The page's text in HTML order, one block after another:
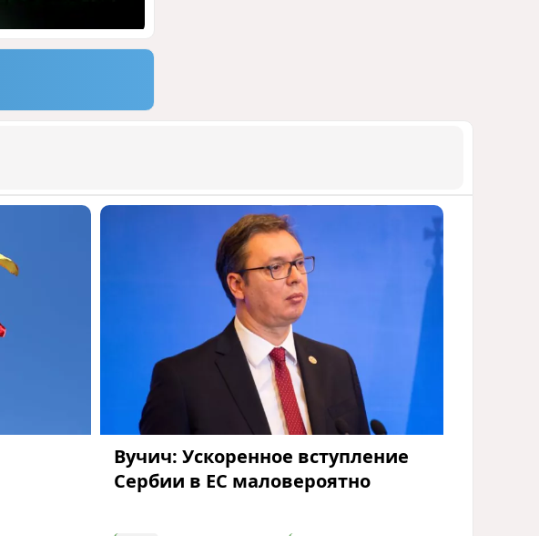
Вучич: Ускоренное вступление
Сербии в ЕС маловероятно